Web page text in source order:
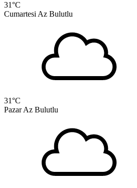
31°C
Cumartesi Az Bulutlu
31°C
Pazar Az Bulutlu